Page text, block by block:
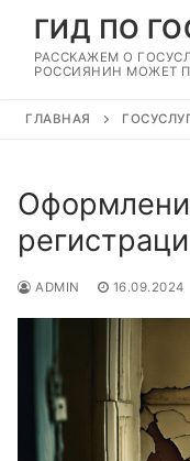
Перейти
содержимому
ГИД ПО
РАССКАЖЕМ О
РОССИЯНИН МОЖЕТ
ГЛАВНАЯ
ADMIN 16.09.2024